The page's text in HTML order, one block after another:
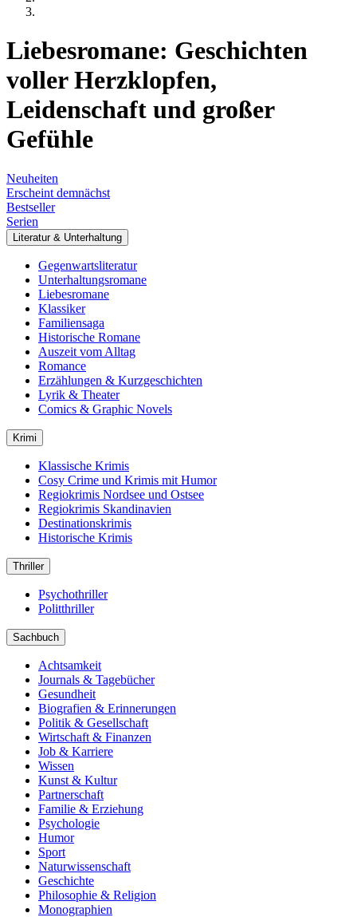
Liebesromane: Geschichten
voller Herzklopfen,
Leidenschaft und großer
Gefühle
Neuheiten
Erscheint demnächst
Bestseller
Serien
Literatur & Unterhaltung
Gegenwartsliteratur
Unterhaltungsromane
Liebesromane
Klassiker
Familiensaga
Historische Romane
Auszeit vom Alltag
Romance
Erzählungen & Kurzgeschichten
Lyrik & Theater
Comics & Graphic Novels
Krimi
Klassische Krimis
Cosy Crime und Krimis mit Humor
Regiokrimis Nordsee und Ostsee
Regiokrimis Skandinavien
Destinationskrimis
Historische Krimis
Thriller
Psychothriller
Politthriller
Sachbuch
Achtsamkeit
Journals & Tagebücher
Gesundheit
Biografien & Erinnerungen
Politik & Gesellschaft
Wirtschaft & Finanzen
Job & Karriere
Wissen
Kunst & Kultur
Partnerschaft
Familie & Erziehung
Psychologie
Humor
Sport
Naturwissenschaft
Geschichte
Philosophie & Religion
Monographien